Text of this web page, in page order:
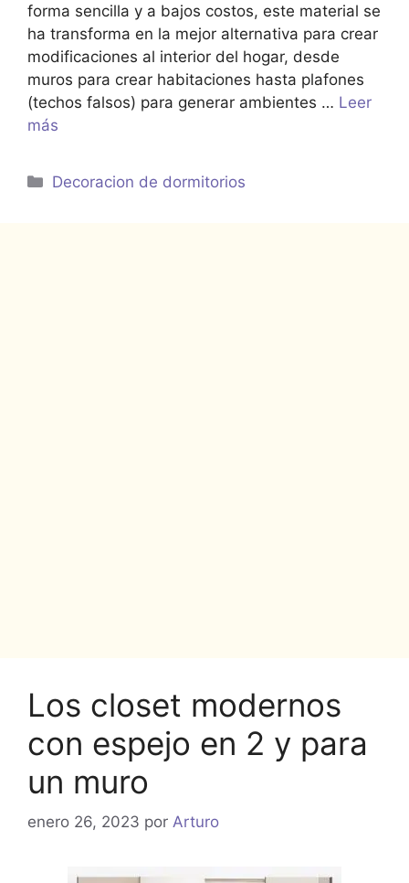
forma sencilla y a bajos costos, este material se
ha transforma en la mejor alternativa para crear
modificaciones al interior del hogar, desde
muros para crear habitaciones hasta plafones
(techos falsos) para generar ambientes … Leer
más
Categorías
Decoracion de dormitorios
Los closet modernos
con espejo en 2 y para
un muro
enero 26, 2023 por Arturo